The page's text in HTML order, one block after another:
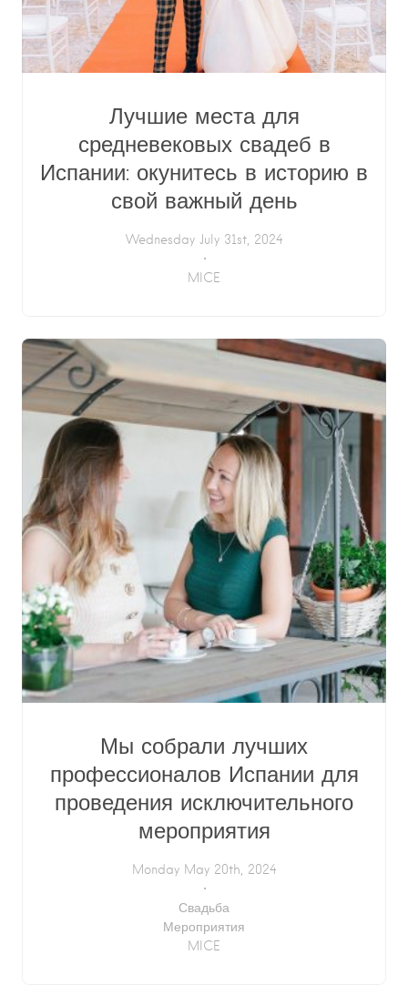
Лучшие места для
средневековых свадеб в
Испании: окунитесь в историю в
свой важный день
Wednesday July 31st, 2024
MICE
Мы собрали лучших
профессионалов Испании для
проведения исключительного
мероприятия
Monday May 20th, 2024
Свадьба
Мероприятия
MICE